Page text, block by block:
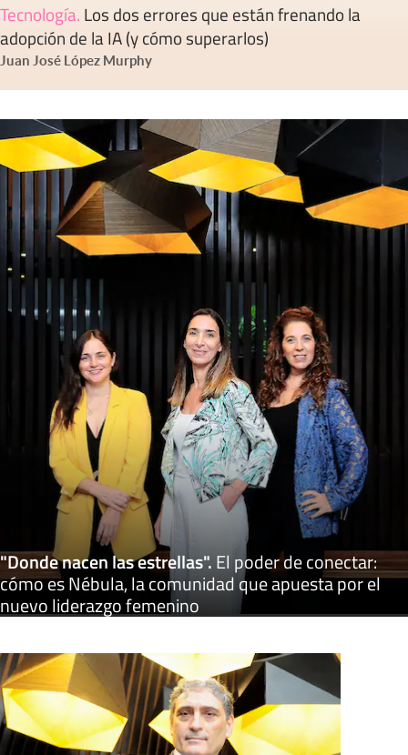
Tecnología. Los dos errores que están frenando la
adopción de la IA (y cómo superarlos)
Juan José López Murphy
"Donde nacen las estrellas".El poder de conectar:
cómo es Nébula, la comunidad que apuesta por el
nuevo liderazgo femenino